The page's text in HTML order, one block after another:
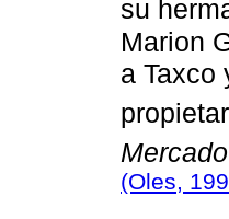
su
Marion
a Taxco
(Oles,